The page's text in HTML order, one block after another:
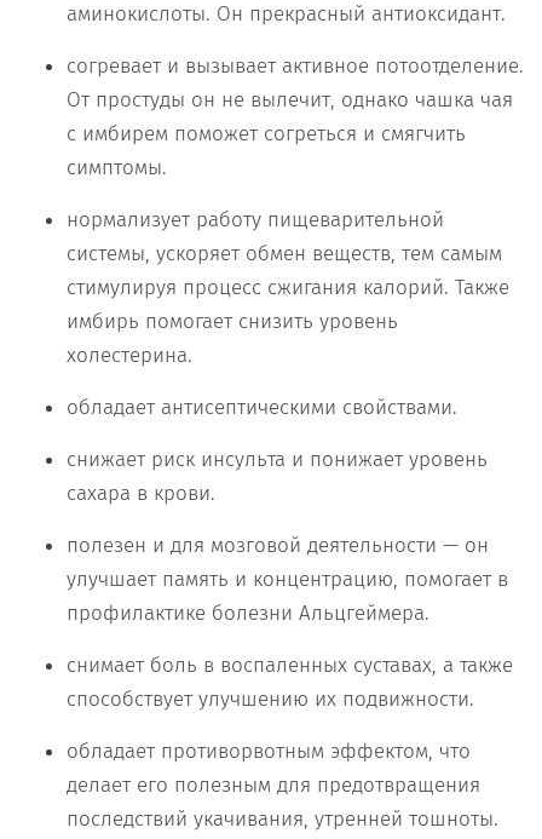
аминокислоты. Он прекрасный антиоксидант.
согревает и вызывает активное потоотделение.
От простуды он не вылечит, однако чашка чая
с имбирем поможет согреться и смягчить
симптомы.
нормализует работу пищеварительной
системы, ускоряет обмен веществ, тем самым
стимулируя процесс сжигания калорий. Также
имбирь помогает снизить уровень
холестерина.
обладает антисептическими свойствами.
снижает риск инсульта и понижает уровень
сахара в крови.
полезен и для мозговой деятельности — он
улучшает память и концентрацию, помогает в
профилактике болезни Альцгеймера.
снимает боль в воспаленных суставах, а также
способствует улучшению их подвижности.
обладает противорвотным эффектом, что
делает его полезным для предотвращения
последствий укачивания, утренней тошноты.